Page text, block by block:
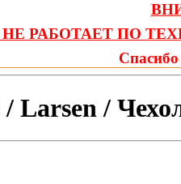
РАБОТАЕТ ПО
Larsen /